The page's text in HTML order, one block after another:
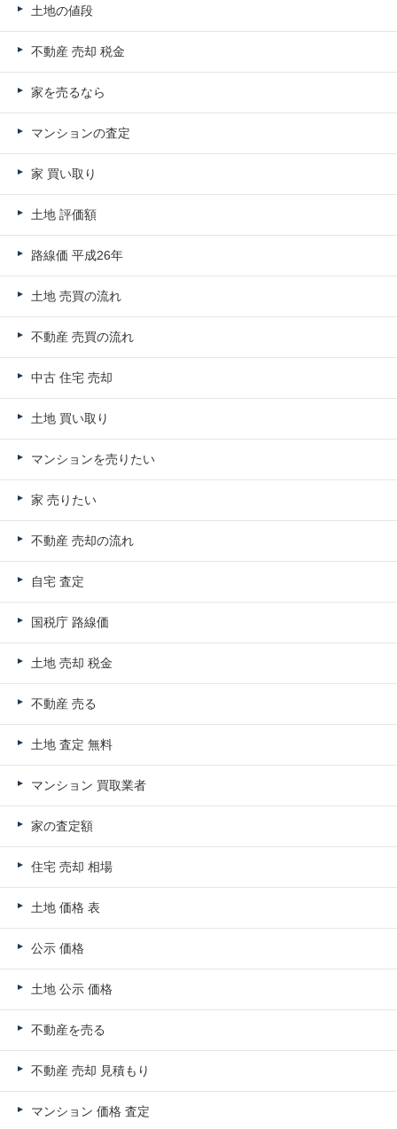
土地の値段
不動産 売却 税金
家を売るなら
マンションの査定
家 買い取り
土地 評価額
路線価 平成26年
土地 売買の流れ
不動産 売買の流れ
中古 住宅 売却
土地 買い取り
マンションを売りたい
家 売りたい
不動産 売却の流れ
自宅 査定
国税庁 路線価
土地 売却 税金
不動産 売る
土地 査定 無料
マンション 買取業者
家の査定額
住宅 売却 相場
土地 価格 表
公示 価格
土地 公示 価格
不動産を売る
不動産 売却 見積もり
マンション 価格 査定